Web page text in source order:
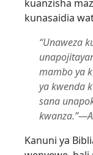
kuanzisha
kunasaidia
“Unaweza
mambo ya
ya kwenda
sana
Kanuni ya